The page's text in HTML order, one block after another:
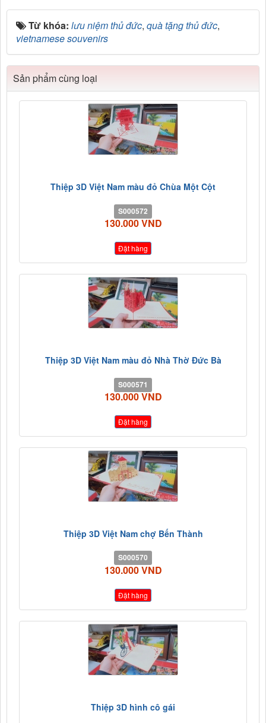
Từ khóa: lưu niệm thủ đức, quà tặng thủ đức,
vietnamese souvenirs
Sản phẩm cùng loại
Thiệp 3D Việt Nam màu đỏ Chùa Một Cột
S000572
130.000 VND
Đặt hàng
Thiệp 3D Việt Nam màu đỏ Nhà Thờ Đức Bà
S000571
130.000 VND
Đặt hàng
Thiệp 3D Việt Nam chợ Bến Thành
S000570
130.000 VND
Đặt hàng
Thiệp 3D hình cô gái